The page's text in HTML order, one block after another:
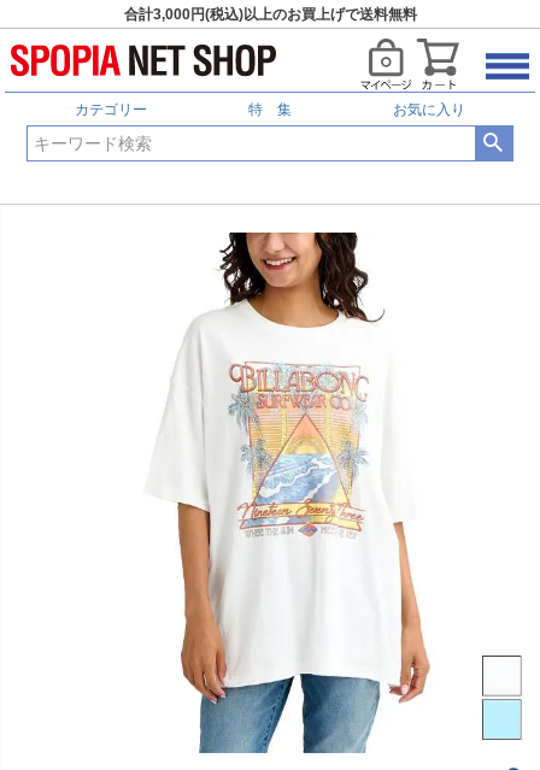
合計3,000円(税込)以上のお買上げで送料無料
カテゴリー 特 集 お気に入り